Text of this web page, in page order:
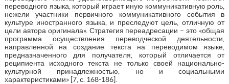
переводного языка, который играет иную коммуникативную роль,
нежели участники первичного коммуникативного события в
культуре иностранного языка, и преследуют цель, отличную от
цели автора оригинала». Стратегия переадресации – это «общая
программа осуществления переводческой деятельности,
направленной на создание текста на переводимом языке,
предназначенного для получателя, который отличается от
реципиента исходного текста не только своей национально-
культурной принадлежностью, но и социальными
характеристиками» [7, с. 168-186].